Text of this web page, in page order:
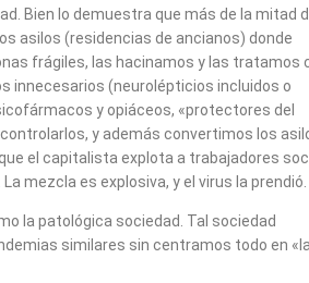
Bien lo demuestra que más de la mitad
asilos (residencias de ancianos) donde
frágiles, las hacinamos y las tratamos
innecesarios (neurolépticios incluidos o
y opiáceos, «protectores del
y además convertimos los
el capitalista explota a trabajadores
mezcla es explosiva, y el virus la prendió.
la patológica sociedad. Tal sociedad
similares sin centramos todo en